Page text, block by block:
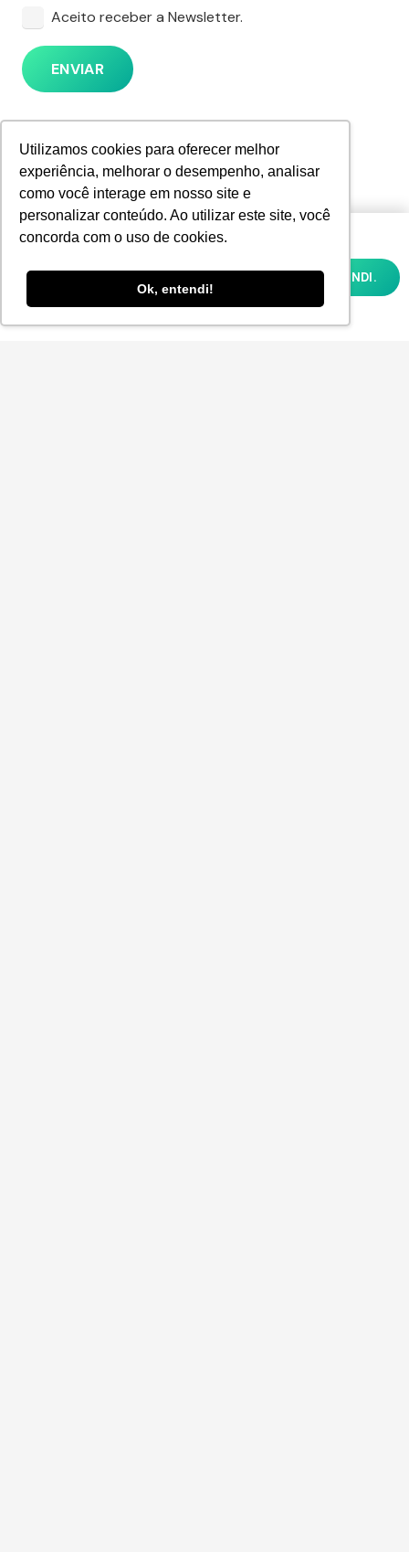
Utilizamos cookies para oferecer melhor
experiência, melhorar o desempenho, analisar
como você interage em nosso site e
personalizar conteúdo. Ao utilizar este site, você
concorda com o uso de cookies.
Ok, entendi!
Aceito receber a Newsletter.
ENVIAR
Utilizamos cookies para oferecer melhor
analisar como você interage em nosso site
e personalizar conteúdo. Ao utilizar este
site, você concorda com o uso de cookies e
nossaPOLÍTICA DE PRIVACIDADE E COOKIES
OK, ENTENDI.